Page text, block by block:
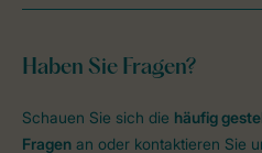
Haben Sie Fragen?
Schauen Sie sich die häufig
Fragen an oder kontaktieren Sie